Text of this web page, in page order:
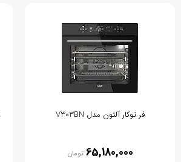
فر توکار آلتون مدل V303BN
65,180,000 تومان